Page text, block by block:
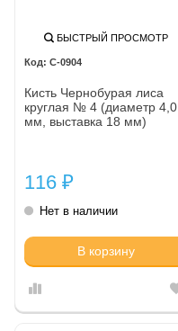
БЫСТРЫЙ ПРОСМОТР
C-0904
Кисть Чернобурая лиса
круглая № 4 (диаметр 4,0
мм, выставка 18 мм)
116 ₽
Нет в наличии
В корзину